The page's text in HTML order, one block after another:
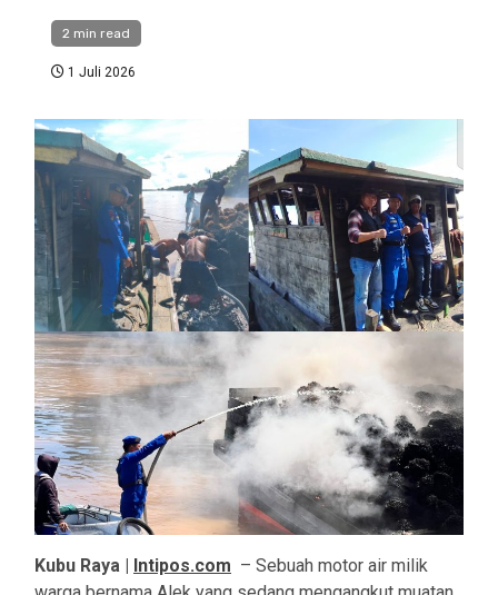
2 min read
1 Juli 2026
Kubu Raya | Intipos.com – Sebuah motor air milik